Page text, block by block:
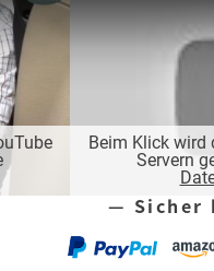
Beim Klick wird
Servern
— Sicher